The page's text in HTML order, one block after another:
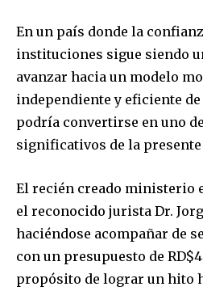
En un país donde la
instituciones sigue siendo
avanzar hacia un modelo
independiente y eficiente
podría convertirse en uno
significativos de la
El recién creado ministerio
el reconocido jurista Dr.
haciéndose acompañar de
con un presupuesto de
propósito de lograr un hito